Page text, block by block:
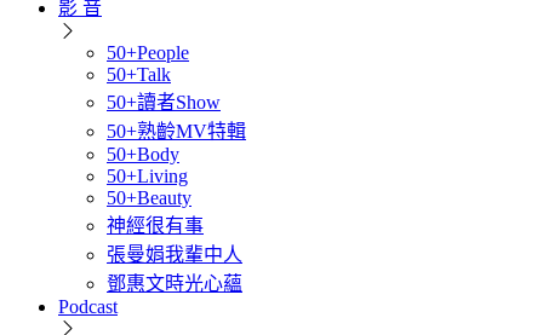
影 音
50+People
50+Talk
50+讀者Show
50+熟齡MV特輯
50+Body
50+Living
50+Beauty
神經很有事
張曼娟我輩中人
鄧惠文時光心蘊
Podcast